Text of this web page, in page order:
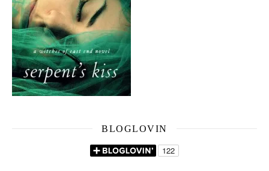
BLOGLOVIN